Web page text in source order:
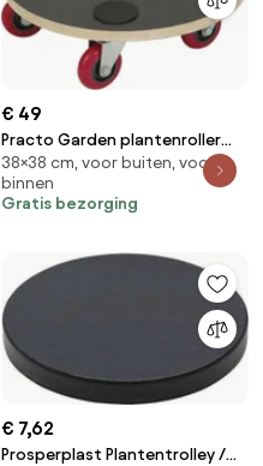
€ 49
Practo Garden plantenroller
055Hout - Plantenrollers -
38x38cm
38×38 cm, voor buiten, voor
binnen
Gratis bezorging
€ 7,62
Prosperplast Plantentrolley /